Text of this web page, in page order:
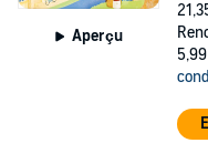
'Warm and brilliantly
'A glamorous and
'An exuberant novel of
Aperçu